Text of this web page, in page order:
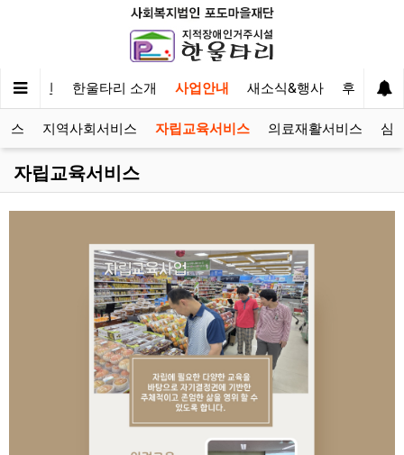
메인 한울타리 소개 사업안내 새소식&행사 후원&자
스 지역사회서비스 자립교육서비스 의료재활서비스 심
자립교육서비스